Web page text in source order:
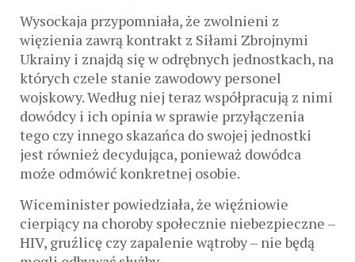
Wysockaja przypomniała, że ​​zwolnieni z
więzienia zawrą kontrakt z Siłami Zbrojnymi
Ukrainy i znajdą się w odrębnych jednostkach, na
których czele stanie zawodowy personel
wojskowy. Według niej teraz współpracują z nimi
dowódcy i ich opinia w sprawie przyłączenia
tego czy innego skazańca do swojej jednostki
jest również decydująca, ponieważ dowódca
może odmówić konkretnej osobie.
Wiceminister powiedziała, że więźniowie
cierpiący na choroby społecznie niebezpieczne –
HIV, gruźlicę czy zapalenie wątroby – nie będą